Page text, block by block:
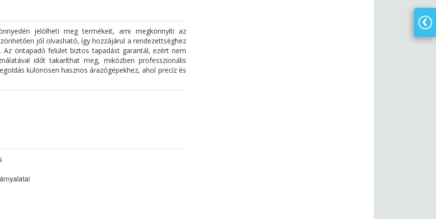
jelölheti meg termékeit, ami megkönnyíti az
jól olvasható, így hozzájárul a rendezettséghez
öntapadó felület biztos tapadást garantál, ezért nem
időt takaríthat meg, miközben professzionális
különösen hasznos árazógépekhez, ahol precíz és